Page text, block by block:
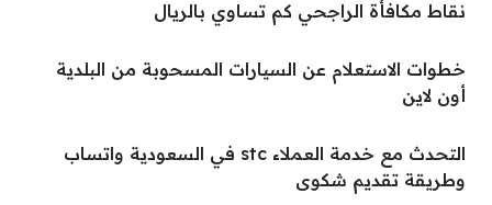
نقاط مكافأة الراجحي كم تساوي بالريال
خطوات الاستعلام عن السيارات المسحوبة من البلدية
أون لاين
التحدث مع خدمة العملاء stc في السعودية واتساب
وطريقة تقديم شكوى